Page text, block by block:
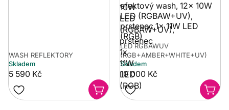
WASH REFLEKTORY
Skladem
5 590 Kč
10W
LED
(RGBAW+UV),
prstenec
1x
11W
LED
(RGB)
efektový wash, 12x 10W
LED (RGBAW+UV),
prstenec 1x 11W LED
(RGB)
LED RGBAWUV
(RGB+AMBER+WHITE+UV)
Skladem
10 000 Kč